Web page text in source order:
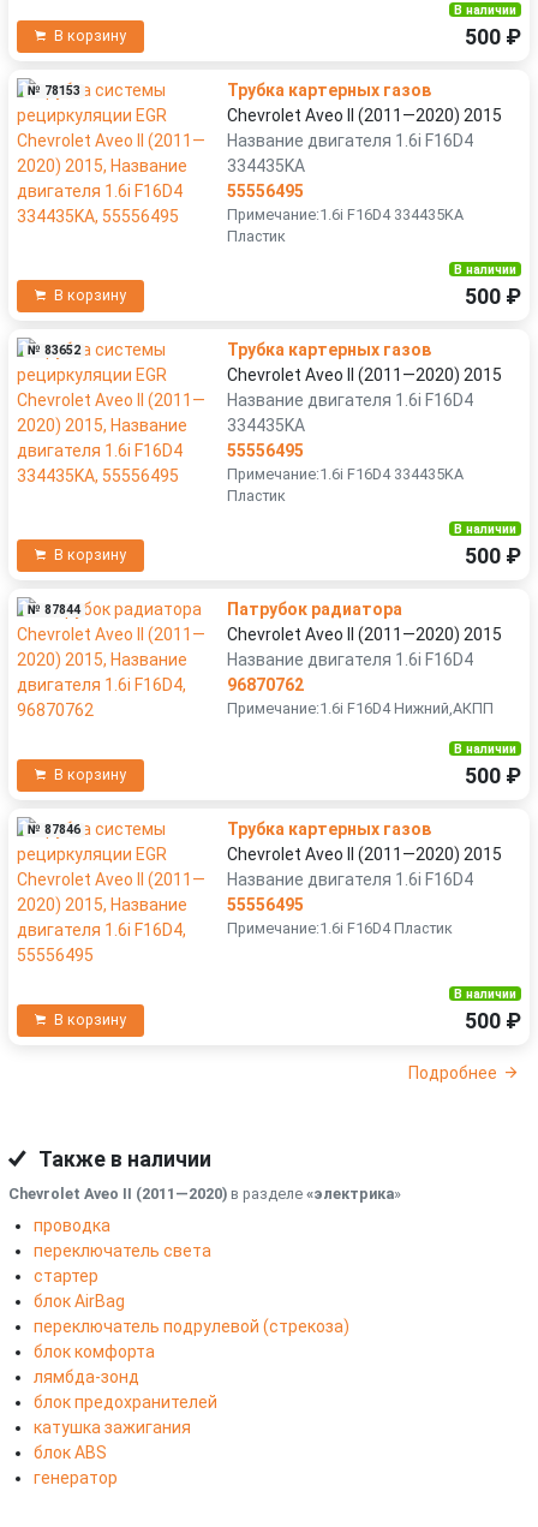
В корзину
В наличии
500 ₽
№ 78153
Трубка картерных газов
Chevrolet Aveo II (2011—2020) 2015
Название двигателя 1.6i F16D4
334435KA
55556495
Примечание:1.6i F16D4 334435KA
Пластик
В корзину
В наличии
500 ₽
№ 83652
Трубка картерных газов
Chevrolet Aveo II (2011—2020) 2015
Название двигателя 1.6i F16D4
334435KA
55556495
Примечание:1.6i F16D4 334435KA
Пластик
В корзину
В наличии
500 ₽
№ 87844
Патрубок радиатора
Chevrolet Aveo II (2011—2020) 2015
Название двигателя 1.6i F16D4
96870762
Примечание:1.6i F16D4 Нижний,АКПП
В корзину
В наличии
500 ₽
№ 87846
Трубка картерных газов
Chevrolet Aveo II (2011—2020) 2015
Название двигателя 1.6i F16D4
55556495
Примечание:1.6i F16D4 Пластик
В корзину
В наличии
500 ₽
Подробнее
Также в наличии
Chevrolet Aveo II (2011—2020) в разделе «электрика»
проводка
переключатель света
стартер
блок AirBag
переключатель подрулевой (стрекоза)
блок комфорта
лямбда-зонд
блок предохранителей
катушка зажигания
блок ABS
генератор